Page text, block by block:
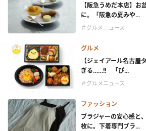
【阪急うめだ本店】
に。「阪急の夏みや...
＃グルメニュース
グルメ
【ジェイアール名古
ぎる……!! 「ぴ...
＃グルメニュース
ファッション
ブラジャーの安心感と
枚に。下着専門ブラ...